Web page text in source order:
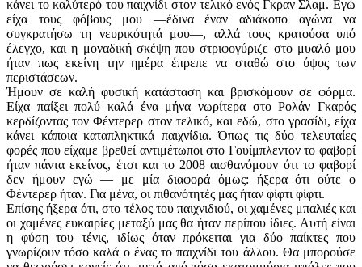
κάνει το καλύτερό του παιχνίδι στον τελικό ενός Γκραν Σλαμ. Εγώ
είχα τους φόβους μου —έδινα έναν αδιάκοπο αγώνα να
συγκρατήσω τη νευρικότητά μου—, αλλά τους κρατούσα υπό
έλεγχο, και η μοναδική σκέψη που στριφογύριζε στο μυαλό μου
ήταν πως εκείνη την ημέρα έπρεπε να σταθώ στο ύψος των
περιστάσεων.
Ήμουν σε καλή φυσική κατάσταση και βρισκόμουν σε φόρμα.
Είχα παίξει πολύ καλά ένα μήνα νωρίτερα στο Ρολάν Γκαρός
κερδίζοντας τον Φέντερερ στον τελικό, και εδώ, στο γρασίδι, είχα
κάνει κάποια καταπληκτικά παιχνίδια. Όπως τις δύο τελευταίες
φορές που είχαμε βρεθεί αντιμέτωποι στο Γουίμπλεντον το φαβορί
ήταν πάντα εκείνος, έτσι και το 2008 αισθανόμουν ότι το φαβορί
δεν ήμουν εγώ — με μία ­διαφορά όμως: ήξερα ότι ούτε ο
Φέντερερ ήταν. Για μένα, οι πιθανότητές μας ήταν φίφτι φίφτι.
Επίσης ήξερα ότι, στο τέλος του παιχνιδιού, οι χαμένες μπαλιές και
οι χαμένες ευκαιρίες μεταξύ μας θα ήταν περίπου ίδιες. Αυτή είναι
η φύση του τένις, ιδίως όταν πρόκειται για δύο παίκτες που
γνωρίζουν τόσο καλά ο ένας το παιχνίδι του άλλου. Θα μπορούσε